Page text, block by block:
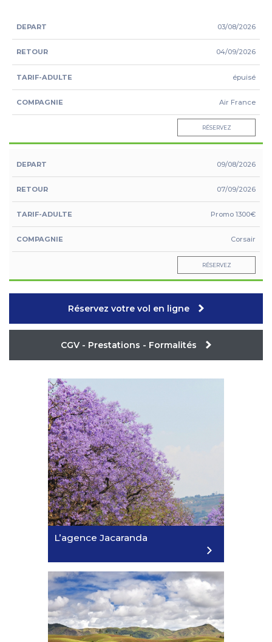
DEPART
ADULTE
TTC, à
COMPAGNIE
03/08/2026
04/09/2026
épuisé
Air France
RÉSERVEZ
09/08/2026
07/09/2026
Promo 1300€
Corsair
RÉSERVEZ
DEPART RETOUR
ADULTE
Prix en €
COMPAGNIE
Réservez votre vol en ligne
CGV - Prestations - Formalités
L’agence Jacaranda